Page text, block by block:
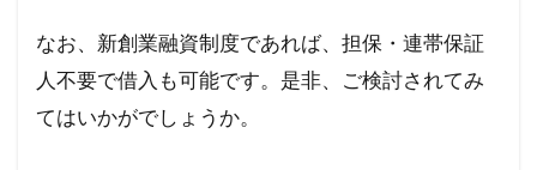
なお、新創業融資制度であれば、担保・連帯保証
人不要で借入も可能です。是非、ご検討されてみ
てはいかがでしょうか。